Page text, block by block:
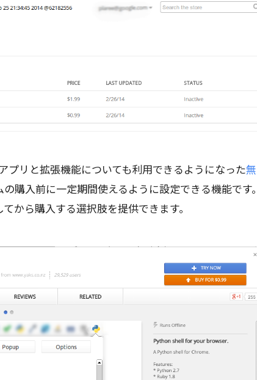
プリと拡張機能についても利用できるようになった無
の購入前に一定期間使えるように設定できる機能です。
から購入する選択肢を提供できます。